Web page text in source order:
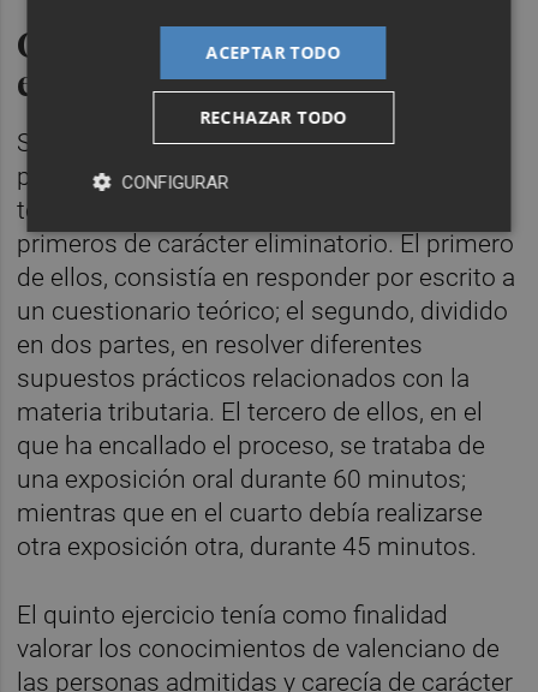
Cinco ejercicios, cuatro de
ellos eliminatorios
Según las bases de ambas convocatorias, el
proceso selectivo estaba diseñado con un
total de cinco ejercicios, siendo los cuatro
primeros de carácter eliminatorio. El primero
de ellos, consistía en responder por escrito a
un cuestionario teórico; el segundo, dividido
en dos partes, en resolver diferentes
supuestos prácticos relacionados con la
materia tributaria. El tercero de ellos, en el
que ha encallado el proceso, se trataba de
una exposición oral durante 60 minutos;
mientras que en el cuarto debía realizarse
otra exposición otra, durante 45 minutos.
El quinto ejercicio tenía como finalidad
valorar los conocimientos de valenciano de
las personas admitidas y carecía de carácter
ACEPTAR TODO
RECHAZAR TODO
CONFIGURAR